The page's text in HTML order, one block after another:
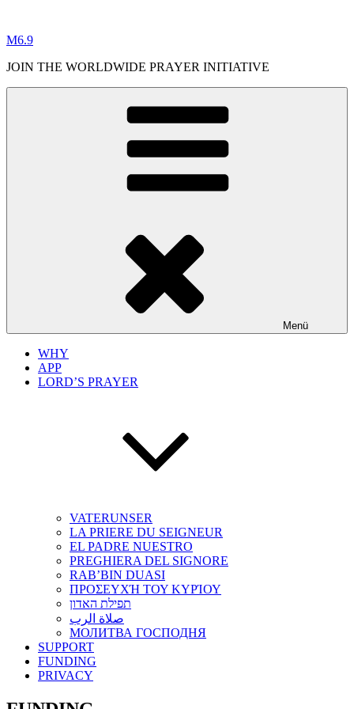
springen
M6.9
JOIN THE WORLDWIDE PRAYER INITIATIVE
Menü
WHY
APP
LORD’S PRAYER
VATERUNSER
LA PRIERE DU SEIGNEUR
EL PADRE NUESTRO
PREGHIERA DEL SIGNORE
RAB’BIN DUASI
ΠΡΟΣΕΥΧΉ ΤΟΥ ΚΥΡΊΟΥ
תפילת האדון
صلاة الرب
МОЛИТВА ГОСПОДНЯ
SUPPORT
FUNDING
PRIVACY